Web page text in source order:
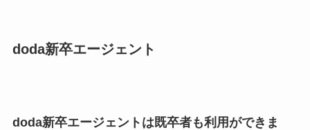
doda新卒エージェント
doda新卒エージェントは既卒者も利用ができま